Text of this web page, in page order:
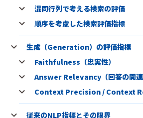
混同行列で考える検索の評価
順序を考慮した検索評価指標
生成（Generation）の評価指標
Faithfulness（忠実性）
Answer Relevancy（回答の関連
Context Precision / Context
従来のNLP指標とその限界